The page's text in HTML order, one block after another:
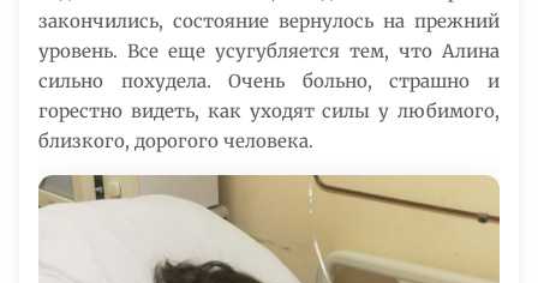
закончились, состояние вернулось на прежний
уровень. Все еще усугубляется тем, что Алина
сильно похудела. Очень больно, страшно и
горестно видеть, как уходят силы у любимого,
близкого, дорогого человека.